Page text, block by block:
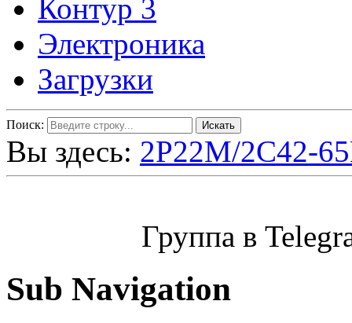
Контур 3
Электроника
Загрузки
Поиск:
Вы здесь: 2Р22М/2С42-
Группа в
Sub Navigation